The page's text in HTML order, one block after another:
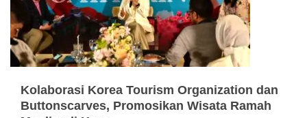
Kolaborasi Korea Tourism Organization dan
Buttonscarves, Promosikan Wisata Ramah